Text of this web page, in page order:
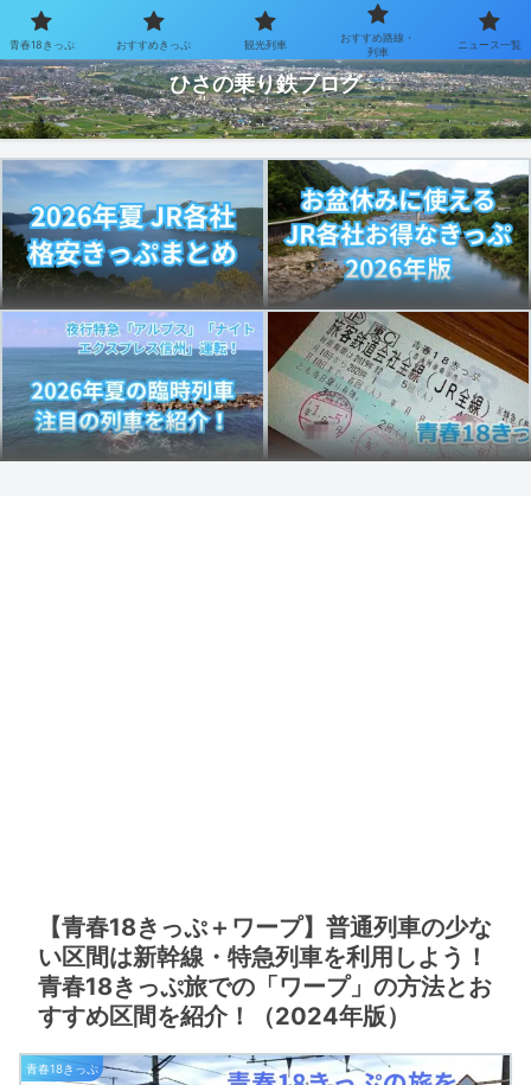
お得なきっぷで乗り鉄を楽しむブログ
ひさの乗り鉄ブログ
【青春18きっぷ＋ワープ】普通列車の少な
い区間は新幹線・特急列車を利用しよう！
青春18きっぷ旅での「ワープ」の方法とお
すすめ区間を紹介！（2024年版）
青春18きっぷ
青春18きっぷ おすすめきっぷ 観光列車
おすすめ路線・
列車
ニュース一覧